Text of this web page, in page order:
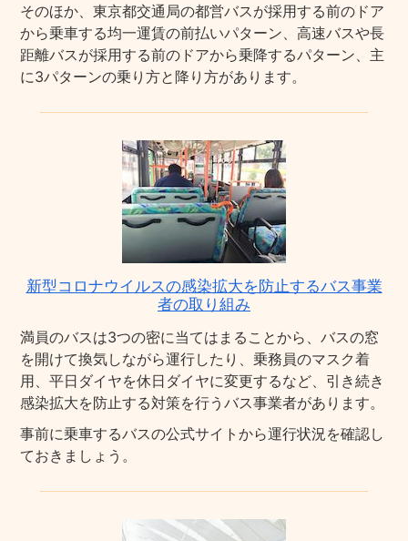
そのほか、東京都交通局の都営バスが採用する前のドア
から乗車する均一運賃の前払いパターン、高速バスや長
距離バスが採用する前のドアから乗降するパターン、主
に3パターンの乗り方と降り方があります。
新型コロナウイルスの感染拡大を防止するバス事業
者の取り組み
満員のバスは3つの密に当てはまることから、バスの窓
を開けて換気しながら運行したり、乗務員のマスク着
用、平日ダイヤを休日ダイヤに変更するなど、引き続き
感染拡大を防止する対策を行うバス事業者があります。
事前に乗車するバスの公式サイトから運行状況を確認し
ておきましょう。